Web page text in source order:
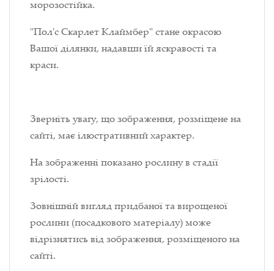
морозостійка.
"Пол'с Скарлет Клаймбер" стане окрасою
Вашої ділянки, надавши їй яскравості та
краси.
Зверніть увагу, що зображення, розміщене на
сайті, має ілюстративний характер.
На зображенні показано рослину в стадії
зрілості.
Зовнішній вигляд придбаної та вирощеної
рослини (посадкового матеріалу) може
відрізнятись від зображення, розміщеного на
сайті.